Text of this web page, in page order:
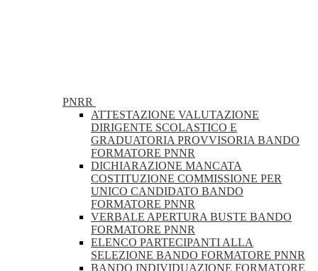
PNRR
ATTESTAZIONE VALUTAZIONE
DIRIGENTE SCOLASTICO E
GRADUATORIA PROVVISORIA BANDO
FORMATORE PNNR
DICHIARAZIONE MANCATA
COSTITUZIONE COMMISSIONE PER
UNICO CANDIDATO BANDO
FORMATORE PNNR
VERBALE APERTURA BUSTE BANDO
FORMATORE PNNR
ELENCO PARTECIPANTI ALLA
SELEZIONE BANDO FORMATORE PNNR
BANDO INDIVIDUAZIONE FORMATORE